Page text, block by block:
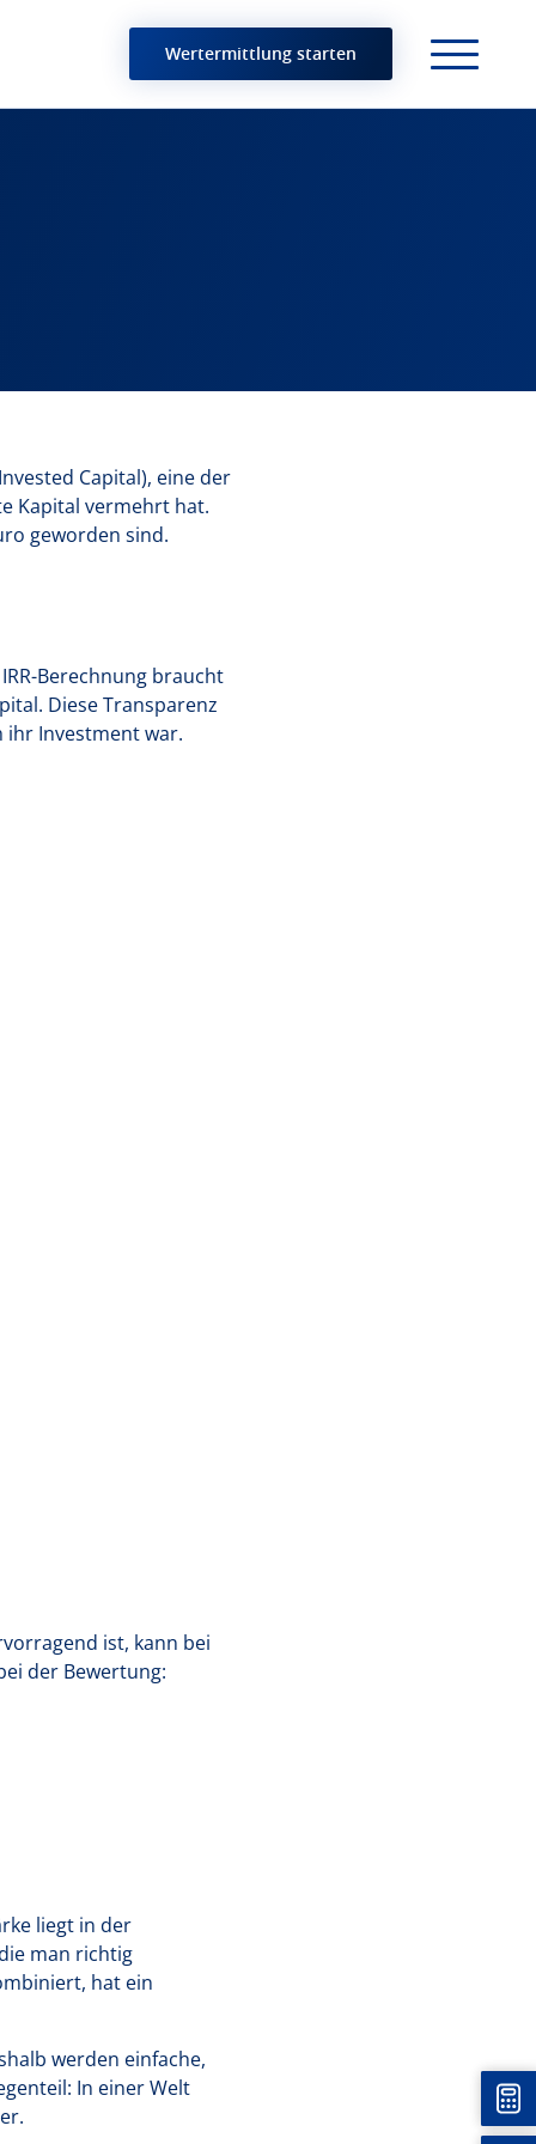
Wertermittlung starten
Capital), eine der
Kapital vermehrt hat.
geworden sind.
Berechnung braucht
Diese Transparenz
ihr Investment war.
ist, kann bei
der Bewertung:
liegt in der
man richtig
hat ein
werden einfache,
In einer Welt